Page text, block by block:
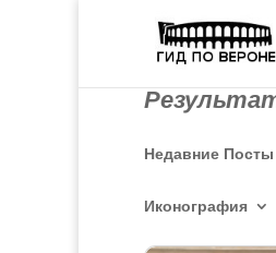
Недавние Посты
Иконография